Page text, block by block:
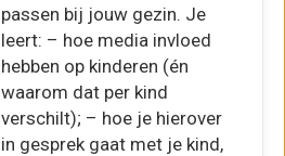
passen bij jouw gezin. Je
leert: – hoe media invloed
hebben op kinderen (én
waarom dat per kind
verschilt); – hoe je hierover
in gesprek gaat met je kind,